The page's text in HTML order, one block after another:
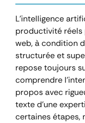
L’intelligence
productivité
web, à condition
structurée et
repose toujours
comprendre
propos avec
texte d’une
certaines étapes,